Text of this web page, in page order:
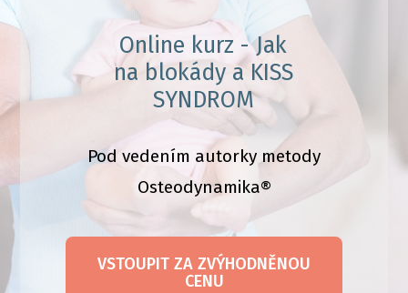
Online kurz - Jak
na blokády a KISS
SYNDROM
Pod vedením autorky metody
Osteodynamika®
VSTOUPIT ZA ZVÝHODNĚNOU
CENU